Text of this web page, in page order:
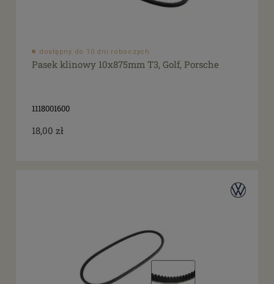
dostępny do 10 dni roboczych
Pasek klinowy 10x875mm T3, Golf, Porsche
1118001600
18,00 zł